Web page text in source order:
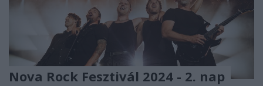
Nova Rock Fesztivál 2024 - 2. nap